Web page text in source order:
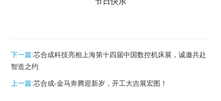
下一篇:芯合成科技亮相上海第十四届中国数控机床展，诚邀共赴
智造之约
上一篇:芯合成-金马奔腾迎新岁，开工大吉展宏图！